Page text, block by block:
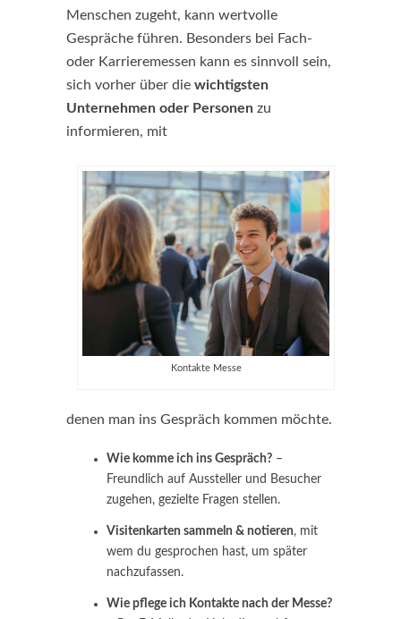
Menschen zugeht, kann wertvolle
Gespräche führen. Besonders bei Fach-
oder Karrieremessen kann es sinnvoll sein,
sich vorher über die wichtigsten
Unternehmen oder Personen zu
informieren, mit
Kontakte Messe
denen man ins Gespräch kommen möchte.
Wie komme ich ins Gespräch? –
Freundlich auf Aussteller und Besucher
zugehen, gezielte Fragen stellen.
Visitenkarten sammeln & notieren, mit
wem du gesprochen hast, um später
nachzufassen.
Wie pflege ich Kontakte nach der Messe?